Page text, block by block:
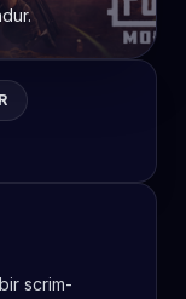
scrim-